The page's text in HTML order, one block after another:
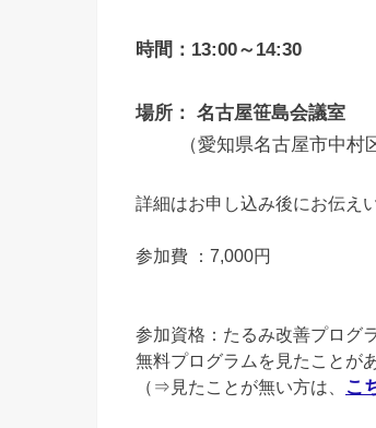
時間：13:00～14:30
場所： 名古屋笹島会議室
（愛知県名古屋市中村区
詳細はお申し込み後にお伝え
参加費 ：7,000円
参加資格：たるみ改善プログ
無料プログラムを見たことが
（⇒見たことが無い方は、
こ